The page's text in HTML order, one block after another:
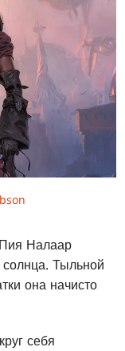
Налаар
солнца. Тыльной
она начисто
себя